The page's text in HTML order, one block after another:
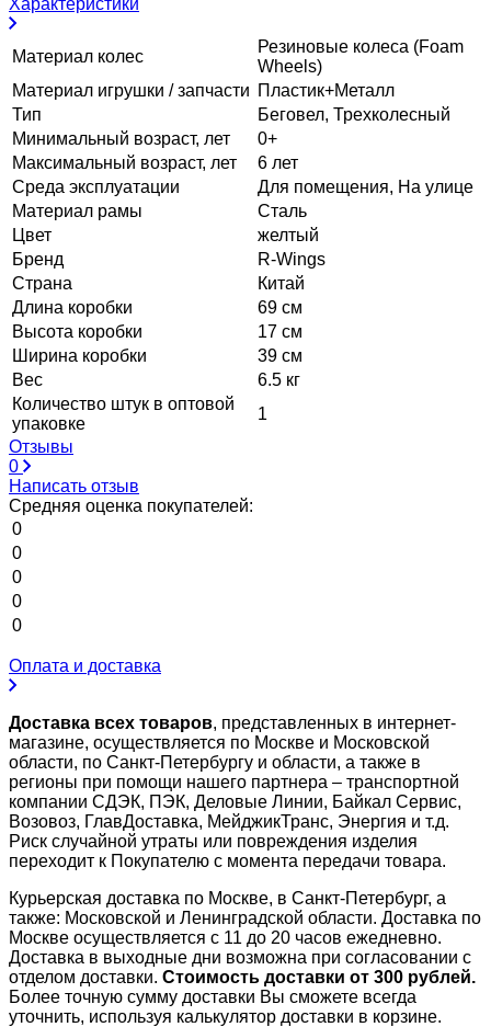
Материал колес
Резиновые колеса (Foam
Wheels)
Материал игрушки / запчасти Пластик+Металл
Тип
Беговел, Трехколесный
Минимальный возраст, лет
0+
Максимальный возраст, лет
6 лет
Среда эксплуатации
Для помещения, На улице
Материал рамы
Сталь
Цвет
желтый
Бренд
R-Wings
Страна
Китай
Длина коробки
69 см
Высота коробки
17 см
Ширина коробки
39 см
Вес
6.5 кг
Количество штук в оптовой
упаковке
1
Отзывы
0
Написать отзыв
Средняя оценка покупателей:
0
0
0
0
0
Оплата и доставка
Доставка всех товаров, представленных в интернет-
магазине, осуществляется по Москве и Московской
области, по Санкт-Петербургу и области, а также в
регионы при помощи нашего партнера – транспортной
компании СДЭК, ПЭК, Деловые Линии, Байкал Сервис,
Возовоз, ГлавДоставка, МейджикТранс, Энергия и т.д.
Риск случайной утраты или повреждения изделия
переходит к Покупателю с момента передачи товара.
Курьерская доставка по Москве, в Санкт-Петербург, а
также: Московской и Ленинградской области. Доставка по
Москве осуществляется с 11 до 20 часов ежедневно.
Доставка в выходные дни возможна при согласовании с
отделом доставки. Стоимость доставки от 300 рублей.
Более точную сумму доставки Вы сможете всегда
уточнить, используя калькулятор доставки в корзине.